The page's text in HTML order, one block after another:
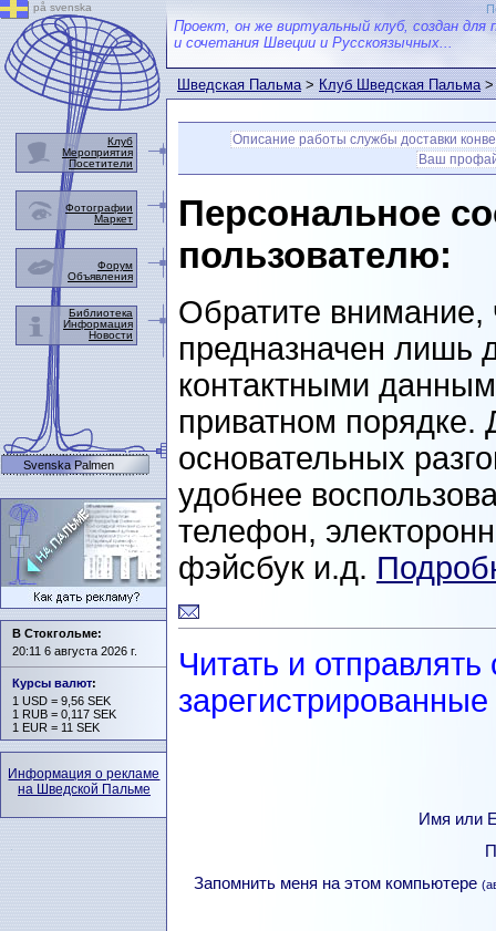
Проект, он же виртуальный клуб, создан для
и сочетания Швеции и Русскоязычных...
Шведская Пальма>Клуб Шведская Пальма>
Описание работы службы доставки
Ваш
Персональное
пользователю:
Обратите внимание,
предназначен лишь
контактными
приватном порядке.
основательных
удобнее
телефон,
фэйсбук и.д.
Читать и
Имя или
Запомнить меня на этом компьютере
på svenska
Клуб
Мероприятия
Посетители
Фотографии
Маркет
Форум
Объявления
Библиотека
Информация
Новости
Svenska Palmen
В Стокгольме:
20:11 6 августа 2026 г.
Курсы валют:
1 USD = 9,56 SEK
1 RUB = 0,117 SEK
1 EUR = 11 SEK
Информация о рекламе
на Шведской Пальме